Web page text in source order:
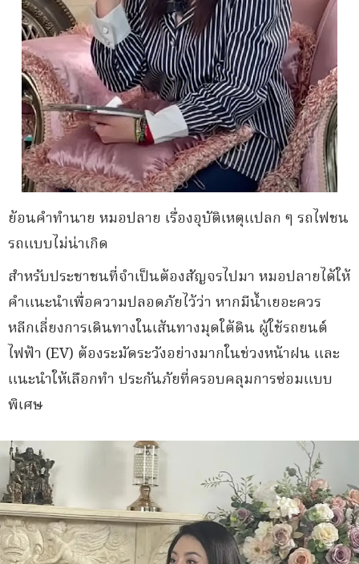
ย้อนคำทำนาย หมอปลาย เรื่องอุบัติเหตุแปลก ๆ รถไฟชน
รถแบบไม่น่าเกิด
สำหรับประชาชนที่จำเป็นต้องสัญจรไปมา หมอปลายได้ให้
คำแนะนำเพื่อความปลอดภัยไว้ว่า หากมีน้ำเยอะควร
หลีกเลี่ยงการเดินทางในเส้นทางมุดใต้ดิน ผู้ใช้รถยนต์
ไฟฟ้า (EV) ต้องระมัดระวังอย่างมากในช่วงหน้าฝน และ
แนะนำให้เลือกทำ ประกันภัยที่ครอบคลุมการซ่อมแบบ
พิเศษ